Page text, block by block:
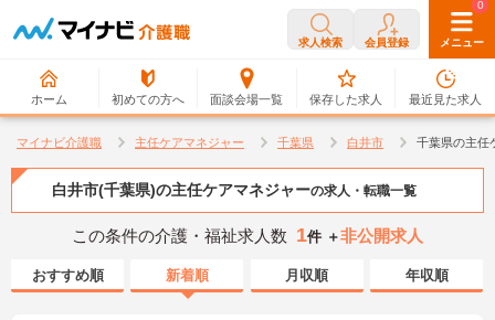
求人検索 会員登録 メニュー
ホーム 初めての方へ 面談会場一覧
0
保存した求人
0
最近見た求人
マイナビ介護職 主任ケアマネジャー 千葉県 白井市 千葉県の主任
白井市(千葉県)の主任ケアマネジャーの求人・転職一覧
この条件の介護・福祉求人数 1件 ＋非公開求人
おすすめ順 新着順 月収順 年収順